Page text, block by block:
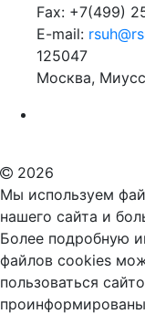
Fax: +7(499)
E-mail:
125047
Москва,
2026
Мы используем
нашего сайта и
Более подробную
файлов cookies
пользоваться